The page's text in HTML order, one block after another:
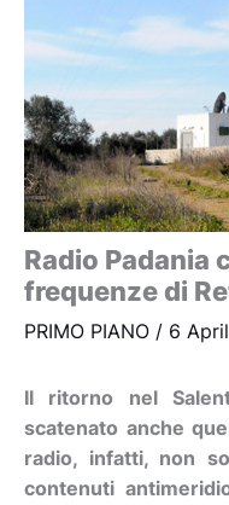
Radio Padania
frequenze di
PRIMO PIANO / 6
Il ritorno nel
scatenato anche
radio, infatti, non
contenuti